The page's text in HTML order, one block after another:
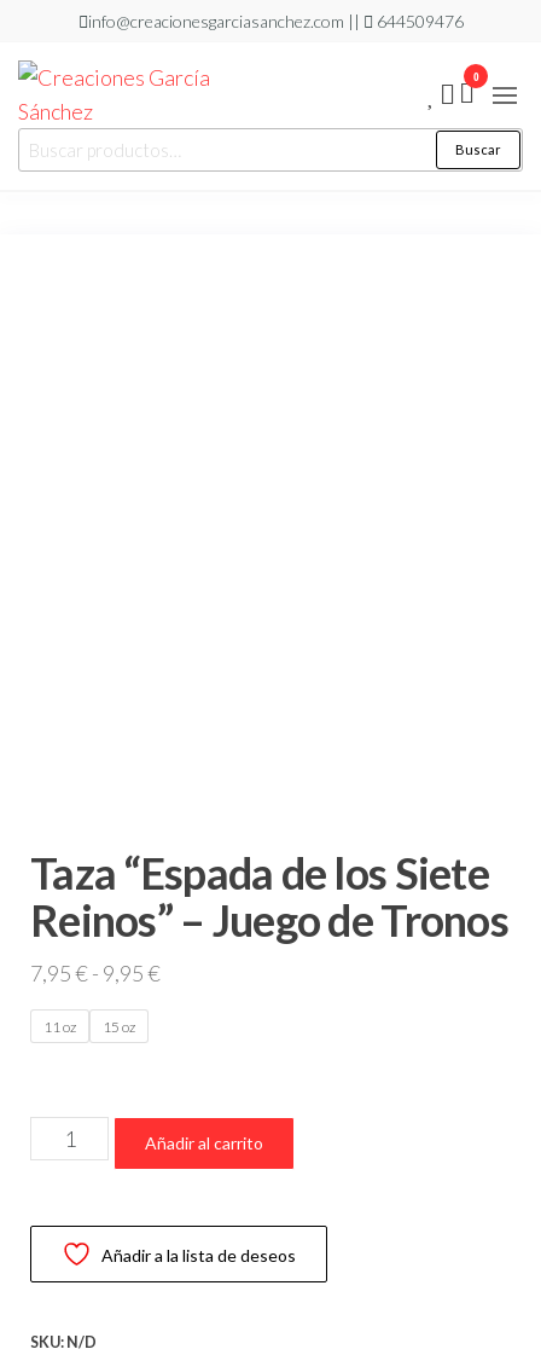
contenido
info@creacionesgarciasanchez.com || 644509476
Creaciones
García
regalos
personalizados
por:
Buscar
0
Taza “Espada de los Siete
Reinos” – Juego de Tronos
7,95€- 9,95€
hasta
9,95 €
11 oz 15 oz
Taza
“Espada
los
Siete
–
Añadir al carrito
Añadir a la lista de deseos
SKU: N/D